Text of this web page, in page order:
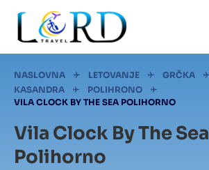
main
content
Mrvice
NASLOVNA LETOVANJE GRČKA
KASANDRA
POLIHRONO
VILA CLOCK BY THE SEA POLIHORNO
Vila Clock By The Sea
Polihorno